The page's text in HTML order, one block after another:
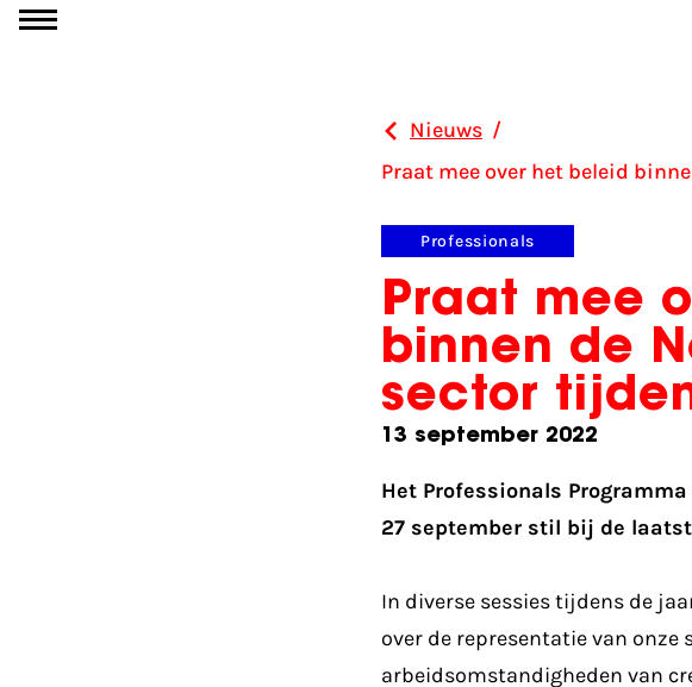
Ga naar inhoud
Nieuws /
Praat mee over het beleid
Professionals
Praat mee
binnen de
sector
13 september 2022
Het Professionals
27 september stil bij de
In diverse sessies tijdens de
over de representatie van
arbeidsomstandigheden van